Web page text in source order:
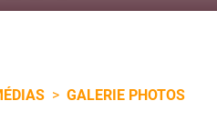
> GALERIE PHOTOS